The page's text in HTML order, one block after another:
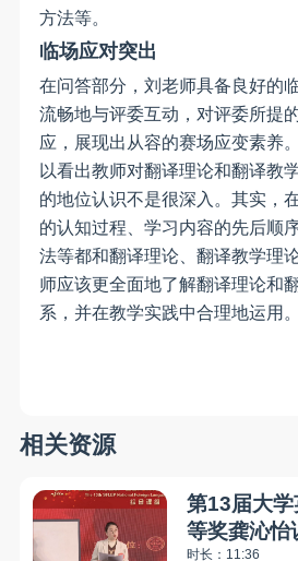
方法等。
临场应对突出
在问答部分，刘老师具备良好的
流畅地与评委互动，对评委所提
应，展现出从容的赛场应变素养
以看出教师对翻译理论和翻译教
的地位认识不是很深入。其实，
的认知过程、学习内容的先后顺
法等都和翻译理论、翻译教学理
师应该更全面地了解翻译理论和
系，并在教学实践中合理地运用。
相关资源
第13届大
等奖龚沁怡
时长：11:36